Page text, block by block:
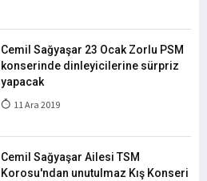
Cemil Sağyaşar 23 Ocak Zorlu PSM
konserinde dinleyicilerine sürpriz
yapacak
11 Ara 2019
Cemil Sağyaşar Ailesi TSM
Korosu'ndan unutulmaz Kış Konseri